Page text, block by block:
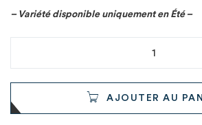
– Variété disponible uniquement en Été –
AJOUTER AU